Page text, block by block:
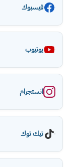
فيسبوك
يوتيوب
انستجرام
تيك توك